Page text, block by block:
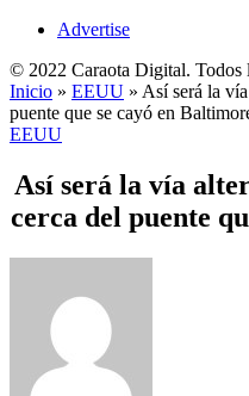
Advertise
© 2022 Caraota Digital. Todos
Inicio » EEUU » Así será la
puente que se cayó en
EEUU
Así será la vía
cerca del puente